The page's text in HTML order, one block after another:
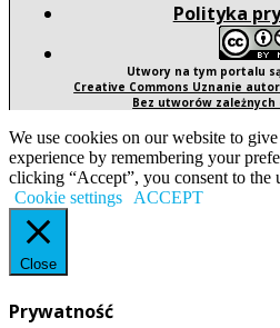
Polityka
Utwory na tym portalu
Creative Commons Uznanie
Bez utworów zależnych
We use cookies on our website to
experience by remembering your
clicking “Accept”, you consent to the
Cookie settings
ACCEPT
Close
Prywatność